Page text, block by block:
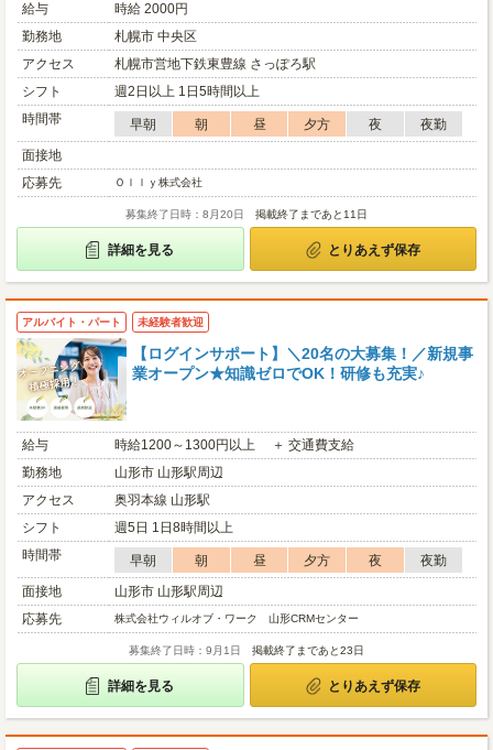
給与
時給 2000円
勤務地
札幌市 中央区
アクセス
札幌市営地下鉄東豊線 さっぽろ駅
シフト
週2日以上 1日5時間以上
時間帯
早朝 朝 昼 夕方 夜
夜勤
面接地
応募先
Ｏｌｌｙ株式会社
募集終了日時：8月20日 掲載終了まであと11日
詳細を見る とりあえず保存
アルバイト・パート 未経験者歓迎
【ログインサポート】＼20名の大募集！／新規事
業オープン★知識ゼロでOK！研修も充実♪
給与
時給1200～1300円以上 ＋ 交通費支給
勤務地
山形市 山形駅周辺
アクセス
奥羽本線 山形駅
シフト
週5日 1日8時間以上
時間帯
早朝 朝 昼 夕方 夜
夜勤
面接地
山形市 山形駅周辺
応募先
株式会社ウィルオブ・ワーク 山形CRMセンター
募集終了日時：9月1日 掲載終了まであと23日
詳細を見る とりあえず保存